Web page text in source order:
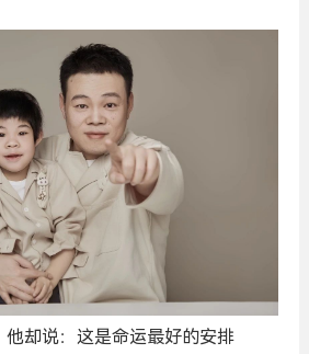
他却说：这是命运最好的安排